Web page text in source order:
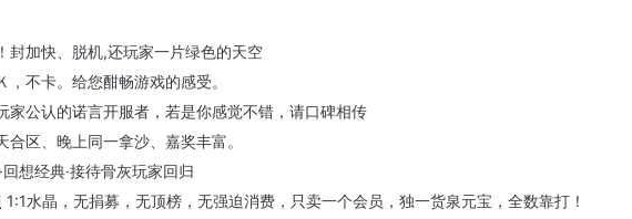
封加快、脱机,还玩家一片绿色的天空
，不卡。给您酣畅游戏的感受。
家公认的诺言开服者，若是你感觉不错，请口碑相传
合区、晚上同一拿沙、嘉奖丰富。
想经典·接待骨灰玩家回归
1:1水晶，无捐募，无顶榜，无强迫消费，只卖一个会员，独一货泉元宝，全数靠打！